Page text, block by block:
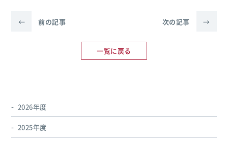
← 前の記事
一覧に戻る
次の記事 →
2026年度
2025年度